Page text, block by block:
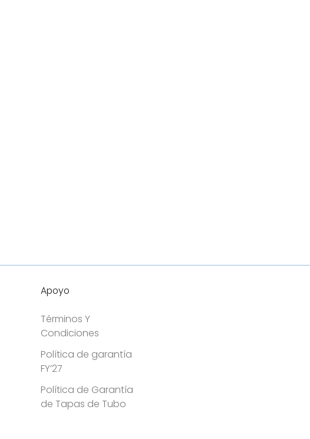
Apoyo
Términos Y
Condiciones
Política de garantía
FY’27
Política de Garantía
de Tapas de Tubo